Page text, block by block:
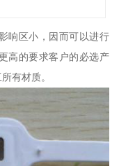
响区小，因而可以进行
高的要求客户的必选产
有材质。